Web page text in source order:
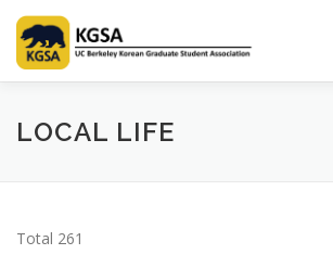
content
HOME ABOUT US
LOCAL LIFE
Total 261